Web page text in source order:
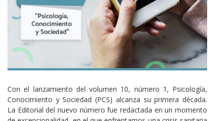
Cuerpo
Con el lanzamiento del volumen 10, número 1, Psicología,
Conocimiento y Sociedad (PCS) alcanza su primera década.
La Editorial del nuevo número fue redactada en un momento